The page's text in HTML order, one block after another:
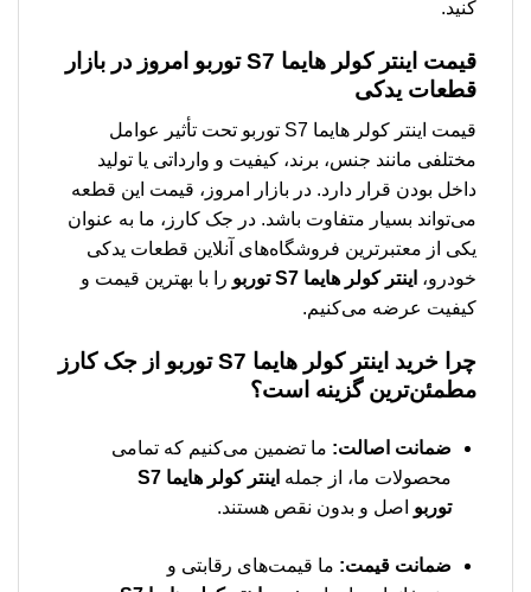
کنید.
قیمت اینتر کولر هایما S7 توربو امروز در بازار
قطعات یدکی
قیمت اینتر کولر هایما S7 توربو تحت تأثیر عوامل
مختلفی مانند جنس، برند، کیفیت و وارداتی یا تولید
داخل بودن قرار دارد. در بازار امروز، قیمت این قطعه
می‌تواند بسیار متفاوت باشد. در جک کارز، ما به عنوان
یکی از معتبرترین فروشگاه‌های آنلاین قطعات یدکی
خودرو، اینتر کولر هایما S7 توربو
را با بهترین قیمت و
کیفیت عرضه می‌کنیم.
چرا خرید اینتر کولر هایما S7 توربو از جک کارز
مطمئن‌ترین گزینه است؟
ضمانت اصالت: ما تضمین می‌کنیم که تمامی
محصولات ما، از جمله
اینتر کولر هایما S7
توربو اصل و بدون نقص هستند.
ضمانت قیمت: ما قیمت‌های رقابتی و